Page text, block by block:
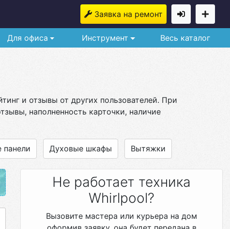
Заявка на ремонт
Для офиса Инструмент Весь каталог
и отзывы от других пользователей. При
наполненность карточки, наличие
панели Духовые шкафы Вытяжки
Не работает техника
Whirlpool?
Вызовите мастера или курьера на дом